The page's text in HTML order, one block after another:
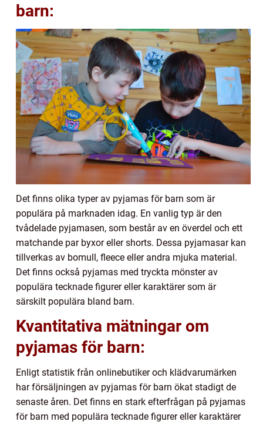
barn:
Det finns olika typer av pyjamas för barn som är
populära på marknaden idag. En vanlig typ är den
tvådelade pyjamasen, som består av en överdel och ett
matchande par byxor eller shorts. Dessa pyjamasar kan
tillverkas av bomull, fleece eller andra mjuka material.
Det finns också pyjamas med tryckta mönster av
populära tecknade figurer eller karaktärer som är
särskilt populära bland barn.
Kvantitativa mätningar om
pyjamas för barn:
Enligt statistik från onlinebutiker och klädvarumärken
har försäljningen av pyjamas för barn ökat stadigt de
senaste åren. Det finns en stark efterfrågan på pyjamas
för barn med populära tecknade figurer eller karaktärer